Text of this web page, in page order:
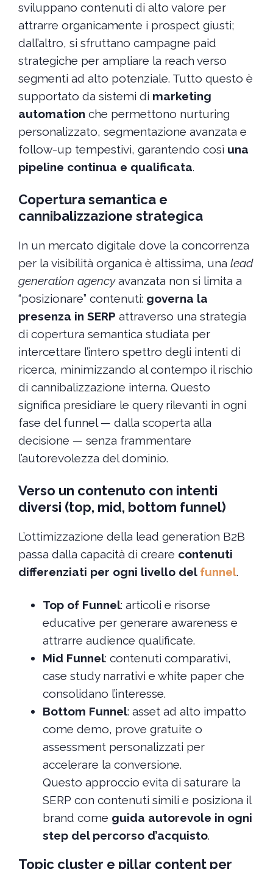
sviluppano contenuti di alto valore per
attrarre organicamente i prospect giusti;
dall’altro, si sfruttano campagne paid
strategiche per ampliare la reach verso
segmenti ad alto potenziale. Tutto questo è
supportato da sistemi di marketing
automation che permettono nurturing
personalizzato, segmentazione avanzata e
follow-up tempestivi, garantendo così una
pipeline continua e qualificata.
Copertura semantica e
cannibalizzazione strategica
In un mercato digitale dove la concorrenza
per la visibilità organica è altissima, una lead
generation agencyavanzata non si limita a
“posizionare” contenuti: governa la
presenza in SERP attraverso una strategia
di copertura semantica studiata per
intercettare l’intero spettro degli intenti di
ricerca, minimizzando al contempo il rischio
di cannibalizzazione interna. Questo
significa presidiare le query rilevanti in ogni
fase del funnel — dalla scoperta alla
decisione — senza frammentare
l’autorevolezza del dominio.
Verso un contenuto con intenti
diversi (top, mid, bottom funnel)
L’ottimizzazione della lead generation B2B
passa dalla capacità di creare contenuti
differenziati per ogni livello del funnel.
Top of Funnel: articoli e risorse
educative per generare awareness e
attrarre audience qualificate.
Mid Funnel: contenuti comparativi,
case study narrativi e white paper che
consolidano l’interesse.
Bottom Funnel: asset ad alto impatto
come demo, prove gratuite o
assessment personalizzati per
accelerare la conversione.
Questo approccio evita di saturare la
SERP con contenuti simili e posiziona il
brand come guida autorevole in ogni
step del percorso d’acquisto.
Topic cluster e pillar content per